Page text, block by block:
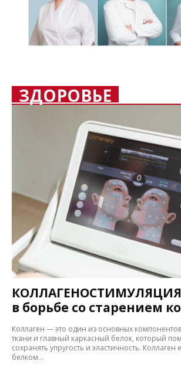
ЗДОРОВЬЕ
КОЛЛАГЕНОСТИМУЛЯЦИЯ
в борьбе со старением
Коллаген — это один из основных
ткани и главный каркасный белок, который
сохранять упругость и эластичность.
белком...